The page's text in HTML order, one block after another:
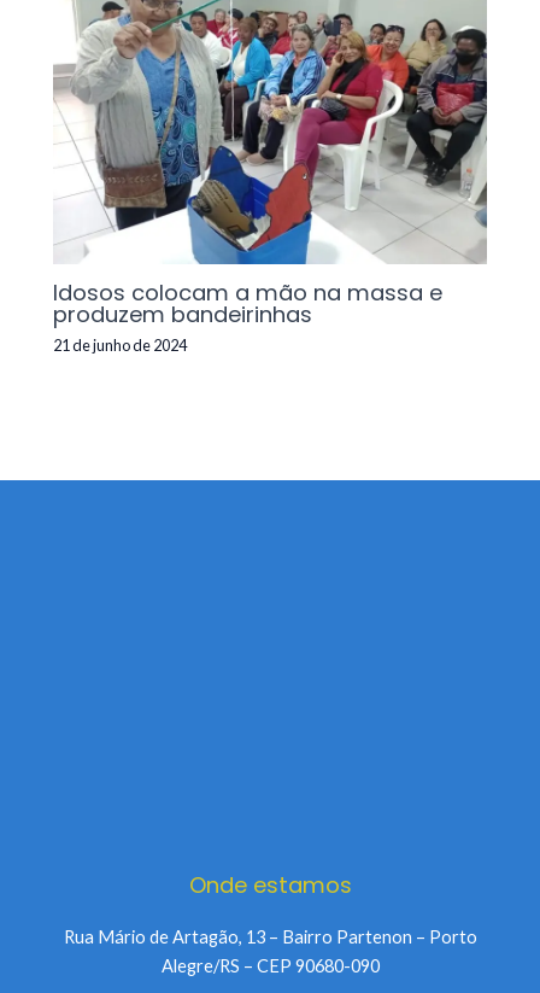
Idosos colocam a mão na massa e
produzem bandeirinhas
21 de junho de 2024
Onde estamos
Rua Mário de Artagão, 13 – Bairro Partenon – Porto
Alegre/RS – CEP 90680-090